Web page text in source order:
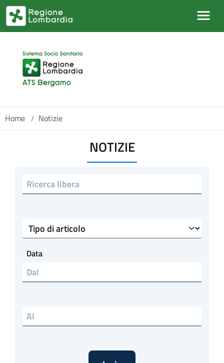
Salta al contenuto principale
Home / Notizie
NOTIZIE
Ricerca libera
Tipo di articolo
Data
Data al